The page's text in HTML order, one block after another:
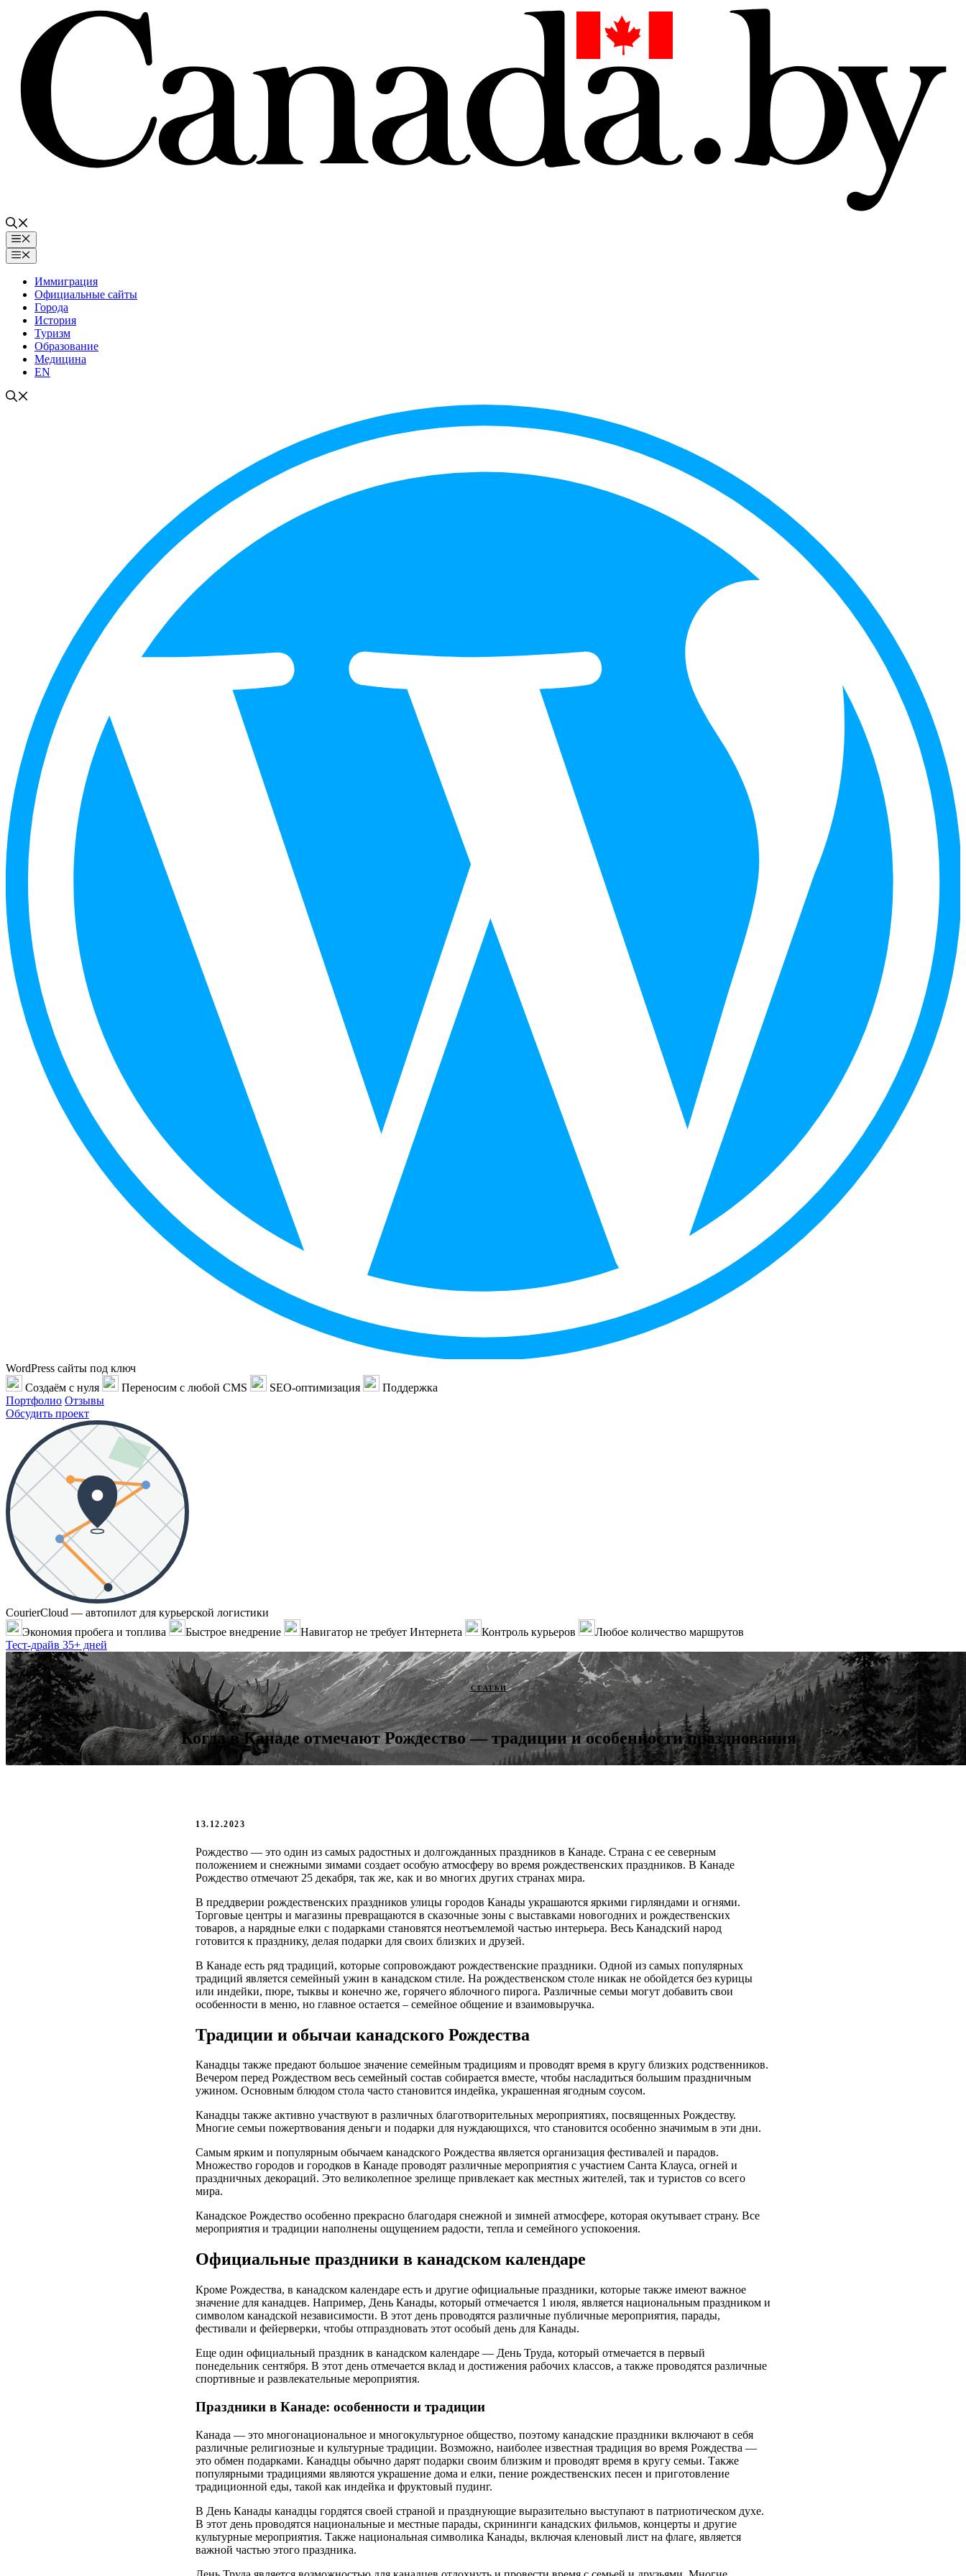
содержимому
Меню
Меню
Иммиграция
Официальные сайты
Города
История
Туризм
Образование
Медицина
EN
WordPress сайты под ключ
Создаём с нуля
Переносим с любой CMS SEO-оптимизация
Поддержка
Портфолио Отзывы
Обсудить проект
CourierCloud — автопилот для курьерской логистики
Экономия пробега и топлива
Быстрое внедрение Навигатор не требует Интернета Контроль курьеров
Любое количество маршрутов
Тест-драйв 35+ дней
СТАТЬИ
Когда в Канаде отмечают Рождество — традиции и особенности празднования
13.12.2023
Рождество — это один из самых радостных и долгожданных праздников в Канаде. Страна с ее северным
положением и снежными зимами создает особую атмосферу во время рождественских праздников. В Канаде
Рождество отмечают 25 декабря, так же, как и во многих других странах мира.
В преддверии рождественских праздников улицы городов Канады украшаются яркими гирляндами и огнями.
Торговые центры и магазины превращаются в сказочные зоны с выставками новогодних и рождественских
товаров, а нарядные елки с подарками становятся неотъемлемой частью интерьера. Весь Канадский народ
готовится к празднику, делая подарки для своих близких и друзей.
В Канаде есть ряд традиций, которые сопровождают рождественские праздники. Одной из самых популярных
традиций является семейный ужин в канадском стиле. На рождественском столе никак не обойдется без курицы
или индейки, пюре, тыквы и конечно же, горячего яблочного пирога. Различные семьи могут добавить свои
особенности в меню, но главное остается – семейное общение и взаимовыручка.
Традиции и обычаи канадского Рождества
Канадцы также предают большое значение семейным традициям и проводят время в кругу близких родственников.
Вечером перед Рождеством весь семейный состав собирается вместе, чтобы насладиться большим праздничным
ужином. Основным блюдом стола часто становится индейка, украшенная ягодным соусом.
Канадцы также активно участвуют в различных благотворительных мероприятиях, посвященных Рождеству.
Многие семьи пожертвования деньги и подарки для нуждающихся, что становится особенно значимым в эти дни.
Самым ярким и популярным обычаем канадского Рождества является организация фестивалей и парадов.
Множество городов и городков в Канаде проводят различные мероприятия с участием Санта Клауса, огней и
праздничных декораций. Это великолепное зрелище привлекает как местных жителей, так и туристов со всего
мира.
Канадское Рождество особенно прекрасно благодаря снежной и зимней атмосфере, которая окутывает страну. Все
мероприятия и традиции наполнены ощущением радости, тепла и семейного успокоения.
Официальные праздники в канадском календаре
Кроме Рождества, в канадском календаре есть и другие официальные праздники, которые также имеют важное
значение для канадцев. Например, День Канады, который отмечается 1 июля, является национальным праздником и
символом канадской независимости. В этот день проводятся различные публичные мероприятия, парады,
фестивали и фейерверки, чтобы отпраздновать этот особый день для Канады.
Еще один официальный праздник в канадском календаре — День Труда, который отмечается в первый
понедельник сентября. В этот день отмечается вклад и достижения рабочих классов, а также проводятся различные
спортивные и развлекательные мероприятия.
Праздники в Канаде: особенности и традиции
Канада — это многонациональное и многокультурное общество, поэтому канадские праздники включают в себя
различные религиозные и культурные традиции. Возможно, наиболее известная традиция во время Рождества —
это обмен подарками. Канадцы обычно дарят подарки своим близким и проводят время в кругу семьи. Также
популярными традициями являются украшение дома и елки, пение рождественских песен и приготовление
традиционной еды, такой как индейка и фруктовый пудинг.
В День Канады канадцы гордятся своей страной и празднующие выразительно выступают в патриотическом духе.
В этот день проводятся национальные и местные парады, скрининги канадских фильмов, концерты и другие
культурные мероприятия. Также национальная символика Канады, включая кленовый лист на флаге, является
важной частью этого праздника.